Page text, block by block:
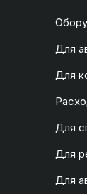
Для
Для
Для
Для
Для